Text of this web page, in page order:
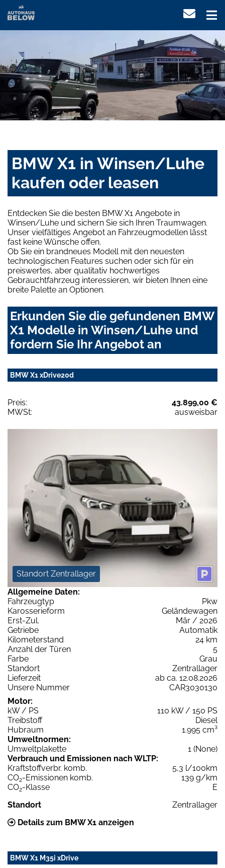
BMW X1 in Winsen/Luhe
kaufen oder leasen
Entdecken Sie die besten BMW X1 Angebote in
Winsen/Luhe und sichern Sie sich Ihren Traumwagen.
Unser vielfältiges Angebot an Fahrzeugmodellen lässt
fast keine Wünsche offen.
Ob Sie ein brandneues Modell mit den neuesten
technologischen Features suchen oder sich für ein
preiswertes, aber qualitativ hochwertiges
Gebrauchtfahrzeug interessieren, wir bieten Ihnen eine
breite Palette an Optionen.
Erkunden Sie die gefundenen BMW
X1 Modelle in Winsen/Luhe und
fordern Sie Ihr Angebot an
BMW X1 xDrive20d
Preis:
43.899,00 €
MWSt:
ausweisbar
Standort Zentrallager
Allgemeine Daten:
Fahrzeugtyp
Pkw
Karosserieform
Geländewagen
Erst-Zul.
Mär / 2026
Getriebe
Automatik
Kilometerstand
24 km
Anzahl der Türen
5
Farbe
Grau
Standort
Zentrallager
Lieferzeit
ab ca. 12.08.2026
Unsere Nummer
CAR3030130
Motor:
kW / PS
110 kW / 150 PS
Treibstoff
Diesel
Hubraum
1.995 cm³
Umweltnormen:
Umweltplakette
1 (None)
Verbrauch und Emissionen nach WLTP:
Kraftstoffverbr. komb.
5,3 l/100km
CO2-Emissionen komb.
139 g/km
CO2-Klasse
E
Standort
Zentrallager
Details zum BMW X1 anzeigen
BMW X1 M35i xDrive